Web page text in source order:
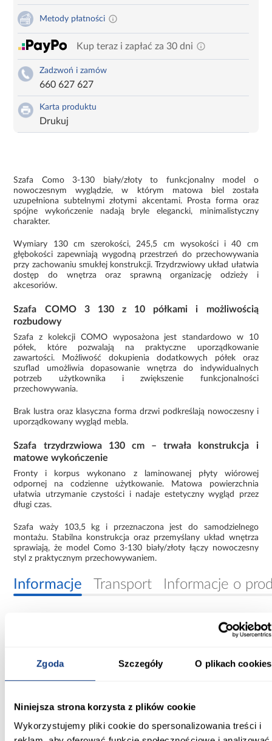
Zgoda Szczegóły O plikach cookies
Niniejsza strona korzysta z plików cookie
Wykorzystujemy pliki cookie do spersonalizowania treści i
Metody płatności
Kup teraz i zapłać za 30 dni
Zadzwoń i zamów
660 627 627
Karta produktu
Drukuj
Szafa Como 3-130 biały/złoty to funkcjonalny model o
nowoczesnym wyglądzie, w którym matowa biel została
uzupełniona subtelnymi złotymi akcentami. Prosta forma oraz
spójne wykończenie nadają bryle elegancki, minimalistyczny
charakter.
Wymiary 130 cm szerokości, 245,5 cm wysokości i 40 cm
głębokości zapewniają wygodną przestrzeń do przechowywania
przy zachowaniu smukłej konstrukcji. Trzydrzwiowy układ ułatwia
dostęp do wnętrza oraz sprawną organizację odzieży i
akcesoriów.
Szafa COMO 3 130 z 10 półkami i możliwością
rozbudowy
Szafa z kolekcji COMO wyposażona jest standardowo w 10
półek, które pozwalają na praktyczne uporządkowanie
zawartości. Możliwość dokupienia dodatkowych półek oraz
szuflad umożliwia dopasowanie wnętrza do indywidualnych
potrzeb użytkownika i zwiększenie funkcjonalności
przechowywania.
Brak lustra oraz klasyczna forma drzwi podkreślają nowoczesny i
uporządkowany wygląd mebla.
Szafa trzydrzwiowa 130 cm – trwała konstrukcja i
matowe wykończenie
Fronty i korpus wykonano z laminowanej płyty wiórowej
odpornej na codzienne użytkowanie. Matowa powierzchnia
ułatwia utrzymanie czystości i nadaje estetyczny wygląd przez
długi czas.
Szafa waży 103,5 kg i przeznaczona jest do samodzielnego
montażu. Stabilna konstrukcja oraz przemyślany układ wnętrza
sprawiają, że model Como 3-130 biały/złoty łączy nowoczesny
styl z praktycznym przechowywaniem.
Informacje Transport Informacje o
Głębokość [cm]:
40.00
Wysokość [cm]: